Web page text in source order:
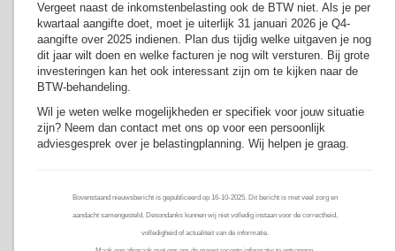
Vergeet naast de inkomstenbelasting ook de BTW niet. Als je per
kwartaal aangifte doet, moet je uiterlijk 31 januari 2026 je Q4-
aangifte over 2025 indienen. Plan dus tijdig welke uitgaven je nog
dit jaar wilt doen en welke facturen je nog wilt versturen. Bij grote
investeringen kan het ook interessant zijn om te kijken naar de
BTW-behandeling.
Wil je weten welke mogelijkheden er specifiek voor jouw situatie
zijn? Neem dan contact met ons op voor een persoonlijk
adviesgesprek over je belastingplanning. Wij helpen je graag.
Bovenstaand nieuwsbericht is gepubliceerd op 16-10-2025. Dit bericht is met veel zorg en
aandacht samengesteld. Desondanks kunnen wij niet volledig instaan voor de correctheid,
volledigheid of actualiteit van de informatie.